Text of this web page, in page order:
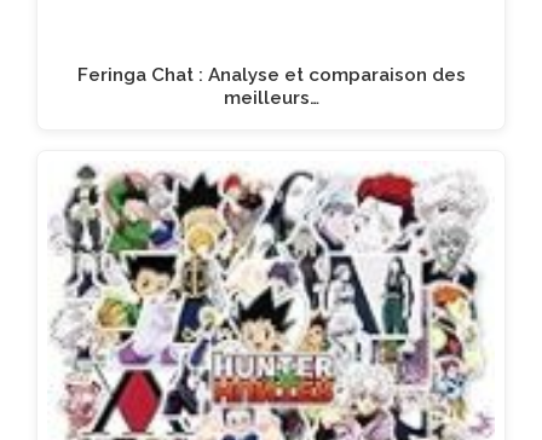
Feringa Chat : Analyse et comparaison des
meilleurs…